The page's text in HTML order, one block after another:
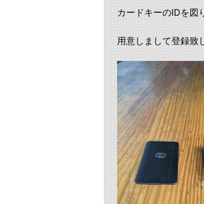
カードキーのIDを図
用意しまして登録致